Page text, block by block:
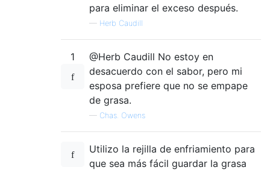
para eliminar el exceso después.
— Herb Caudill
1
@Herb Caudill No estoy en
desacuerdo con el sabor, pero mi
esposa prefiere que no se empape
de grasa.
— Chas. Owens
Utilizo la rejilla de enfriamiento para
que sea más fácil guardar la grasa